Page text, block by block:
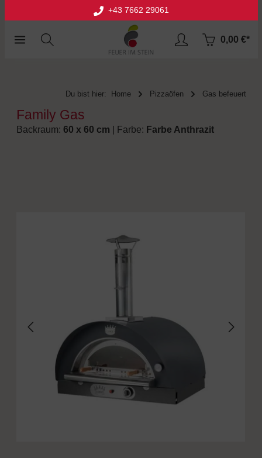
+43 7662 29061
0,00 €*
Du bist hier: Home Pizzaöfen Gas befeuert
Family Gas
Backraum: 60 x 60 cm | Farbe: Farbe Anthrazit